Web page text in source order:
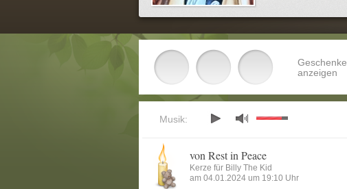
Geschenke
anzeigen
Musik:
von Rest in Peace
Kerze für Billy The Kid
am 04.01.2024 um 19:10 Uhr